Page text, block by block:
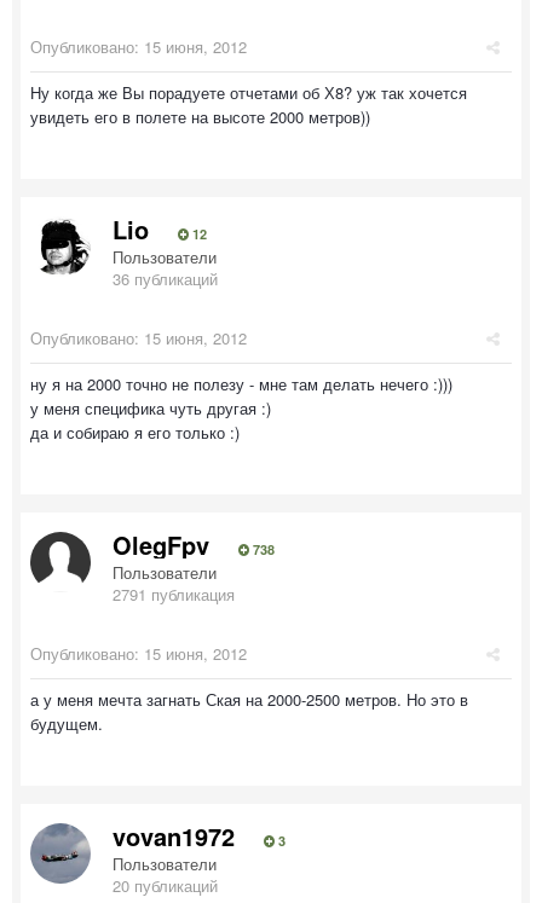
Опубликовано: 15 июня, 2012
Ну когда же Вы порадуете отчетами об Х8? уж так хочется
увидеть его в полете на высоте 2000 метров))
Lio 12
Пользователи
36 публикаций
Опубликовано: 15 июня, 2012
ну я на 2000 точно не полезу - мне там делать нечего :)))
у меня специфика чуть другая :)
да и собираю я его только :)
OlegFpv 738
Пользователи
2791 публикация
Опубликовано: 15 июня, 2012
а у меня мечта загнать Ская на 2000-2500 метров. Но это в
будущем.
vovan1972 3
Пользователи
20 публикаций